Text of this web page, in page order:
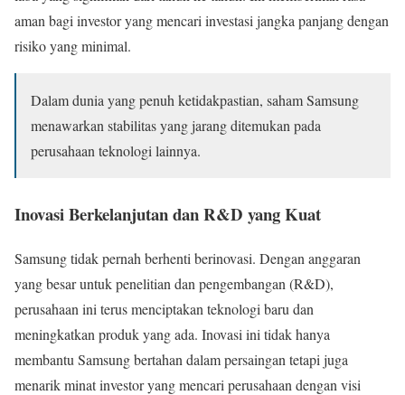
aman bagi investor yang mencari investasi jangka panjang dengan
risiko yang minimal.
Dalam dunia yang penuh ketidakpastian, saham Samsung
menawarkan stabilitas yang jarang ditemukan pada
perusahaan teknologi lainnya.
Inovasi Berkelanjutan dan R&D yang Kuat
Samsung tidak pernah berhenti berinovasi. Dengan anggaran
yang besar untuk penelitian dan pengembangan (R&D),
perusahaan ini terus menciptakan teknologi baru dan
meningkatkan produk yang ada. Inovasi ini tidak hanya
membantu Samsung bertahan dalam persaingan tetapi juga
menarik minat investor yang mencari perusahaan dengan visi